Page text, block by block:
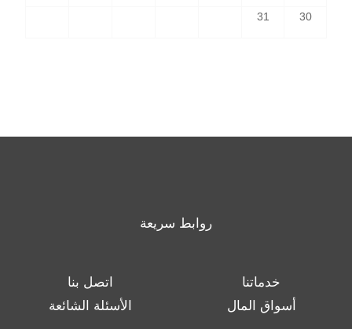
30
31
روابط سريعة
خدماتنا
اتصل بنا
أسواق المال
الأسئلة الشائعة